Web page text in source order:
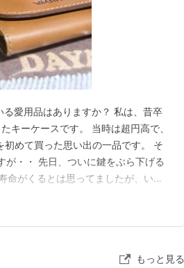
愛用品はありますか？ 私は、昔卒
キーケースです。 当時は超円高で、
めて買った思い出の一品です。 そ
・・ 先日、ついに鍵をぶら下げる
命がくるとは思ってましたが、いや
一私のキーケースのみが頑張ってい
買…
もっと見る